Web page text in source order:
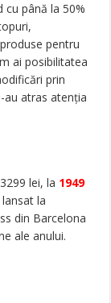
cu până la 50%
pentru
ai posibilitatea
prin
au atras atenția
lei, la 1949
la
din Barcelona
ale anului.